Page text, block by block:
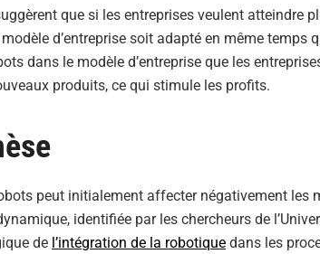
que si les entreprises veulent atteindre
d’entreprise soit adapté en même temps
dans le modèle d’entreprise que les
produits, ce qui stimule les profits.
peut initialement affecter négativement les
identifiée par les chercheurs de
de l’intégration de la robotique dans les